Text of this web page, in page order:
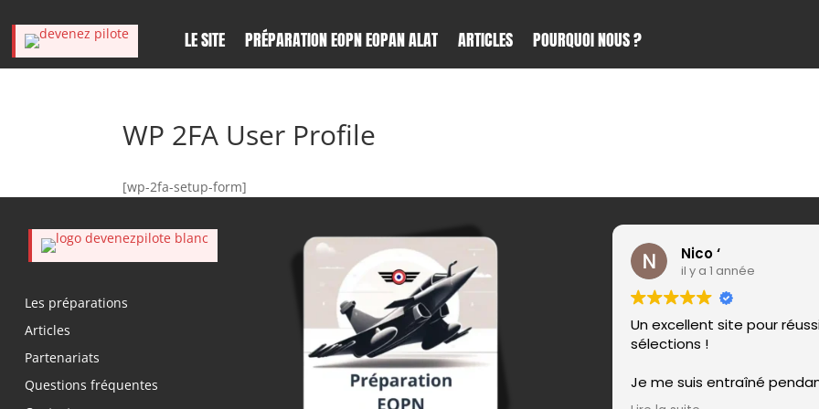
LE SITE PRÉPARATION EOPN EOPAN ALAT ARTICLES POURQUOI NOUS ?
WP 2FA User Profile
[wp-2fa-setup-form]
Les préparations
Articles
Partenariats
Questions fréquentes
Nico ‘
il y a 1 année
Un excellent site pour
sélections !
Je me suis entraîné
plusieurs mois sur Devenez-